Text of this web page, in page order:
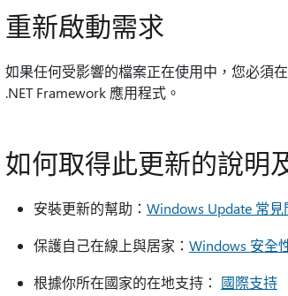
重新啟動需求
如果任何受影響的檔案正在使用中，您必須
.NET Framework 應用程式。
如何取得此更新的說明
安裝更新的幫助： Windows Update 常見
保護自己在線上與居家： Windows 安全
根據你所在國家的在地支持： 國際支持